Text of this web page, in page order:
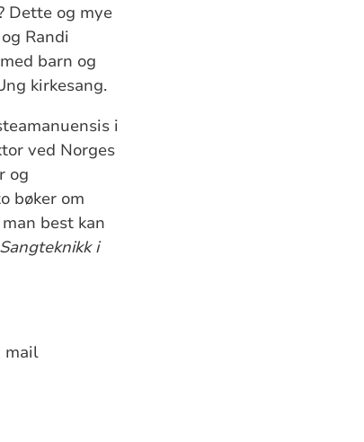
Dette og mye
Randi
barn og
kirkesang.
i
ved Norges
og
bøker om
best kan
Sangteknikk i
mail